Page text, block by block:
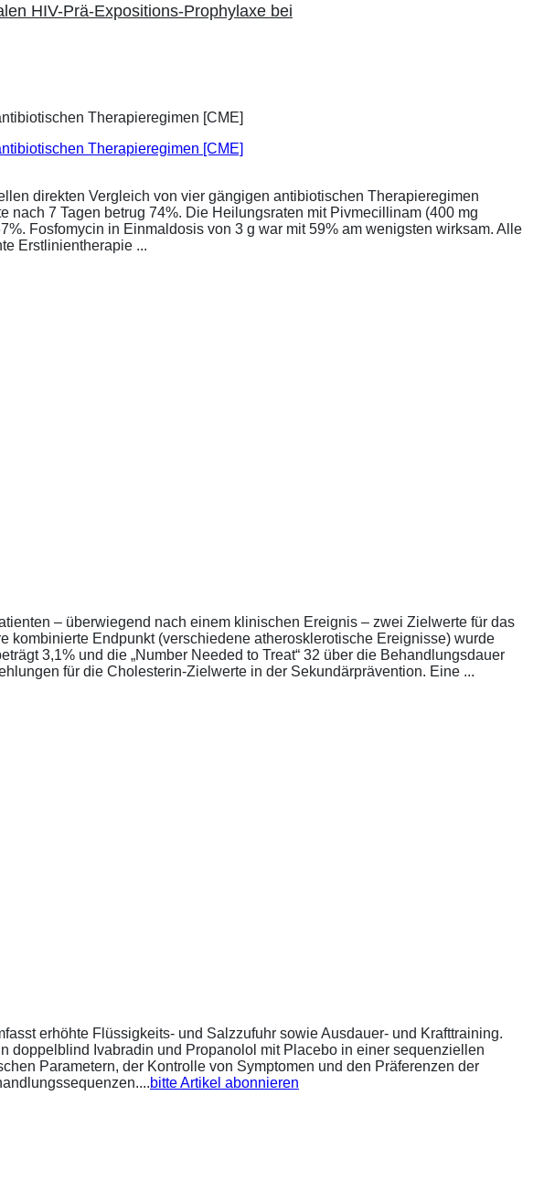
HIV-Prä-Expositions-Prophylaxe bei
Therapieregimen [CME]
direkten Vergleich von vier gängigen antibiotischen Therapieregimen
7 Tagen betrug 74%. Die Heilungsraten mit Pivmecillinam (400 mg
Fosfomycin in Einmaldosis von 3 g war mit 59% am wenigsten wirksam. Alle
Erstlinientherapie ...
– überwiegend nach einem klinischen Ereignis – zwei Zielwerte für das
kombinierte Endpunkt (verschiedene atherosklerotische Ereignisse) wurde
3,1% und die „Number Needed to Treat“ 32 über die Behandlungsdauer
für die Cholesterin-Zielwerte in der Sekundärprävention. Eine ...
erhöhte Flüssigkeits- und Salzzufuhr sowie Ausdauer- und Krafttraining.
doppelblind Ivabradin und Propanolol mit Placebo in einer sequenziellen
Parametern, der Kontrolle von Symptomen und den Präferenzen der
bitte Artikel abonnieren